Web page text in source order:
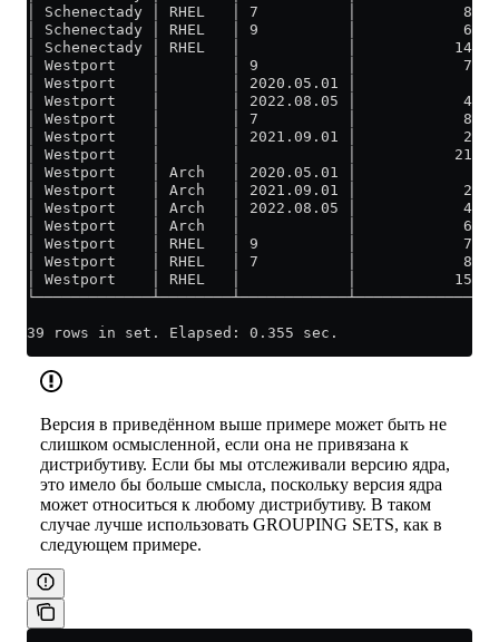
│ Schenectady │ RHEL   │ 7          │            80 │
│ Schenectady │ RHEL   │ 9          │            60 │
│ Schenectady │ RHEL   │            │           140 │
│ Westport    │        │ 9          │            70 │
│ Westport    │        │ 2020.05.01 │             5 │
│ Westport    │        │ 2022.08.05 │            40 │
│ Westport    │        │ 7          │            80 │
│ Westport    │        │ 2021.09.01 │            20 │
│ Westport    │        │            │           215 │
│ Westport    │ Arch   │ 2020.05.01 │             5 │
│ Westport    │ Arch   │ 2021.09.01 │            20 │
│ Westport    │ Arch   │ 2022.08.05 │            40 │
│ Westport    │ Arch   │            │            65 │
│ Westport    │ RHEL   │ 9          │            70 │
│ Westport    │ RHEL   │ 7          │            80 │
│ Westport    │ RHEL   │            │           150 │
└─────────────┴────────┴────────────┴───────────────┘
39 rows in set. Elapsed: 0.355 sec.
Версия в приведённом выше примере может быть не
слишком осмысленной, если она не привязана к
дистрибутиву. Если бы мы отслеживали версию ядра,
это имело бы больше смысла, поскольку версия ядра
может относиться к любому дистрибутиву. В таком
случае лучше использовать GROUPING SETS, как в
следующем примере.